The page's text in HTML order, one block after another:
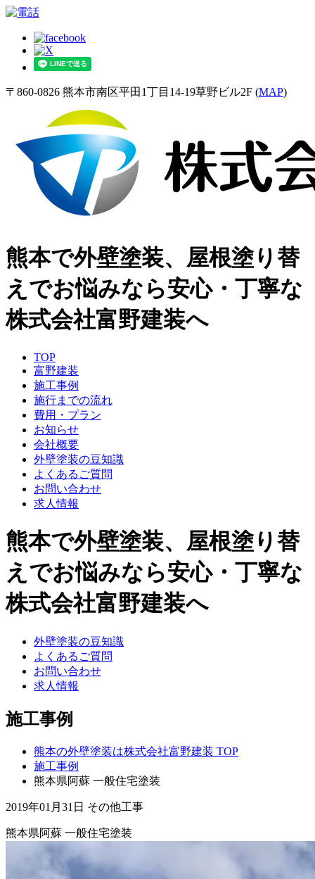
〒860-0826 熊本市南区平田1丁目14-19草野ビル2F (MAP)
熊本で外壁塗装、屋根塗り替
えでお悩みなら安心・丁寧な
株式会社富野建装へ
TOP
富野建装
施工事例
施行までの流れ
費用・プラン
お知らせ
会社概要
外壁塗装の豆知識
よくあるご質問
お問い合わせ
求人情報
熊本で外壁塗装、屋根塗り替
えでお悩みなら安心・丁寧な
株式会社富野建装へ
外壁塗装の豆知識
よくあるご質問
お問い合わせ
求人情報
施工事例
熊本の外壁塗装は株式会社富野建装 TOP
施工事例
熊本県阿蘇 一般住宅塗装
2019年01月31日 その他工事
熊本県阿蘇 一般住宅塗装